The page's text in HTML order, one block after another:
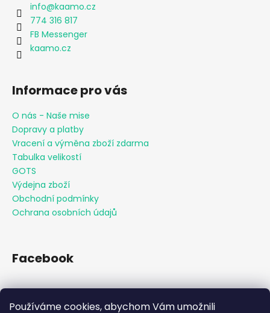
Používáme cookies, abychom Vám umožnili
info@kaamo.cz
774 316 817
FB Messenger
kaamo.cz
Informace pro vás
O nás - Naše mise
Dopravy a platby
Vracení a výměna zboží zdarma
Tabulka velikostí
GOTS
Výdejna zboží
Obchodní podmínky
Ochrana osobních údajů
Facebook